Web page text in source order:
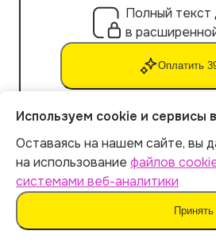
Полный текст
в
Оплатить
Заключение
Итоговые выводы, оценка
перспективы дальнейших
Итог:399р.
Оплатить
Используем cookie и сервисы
Оставаясь на нашем сайте, вы
на использование файлов
системами веб-аналитики
Принять